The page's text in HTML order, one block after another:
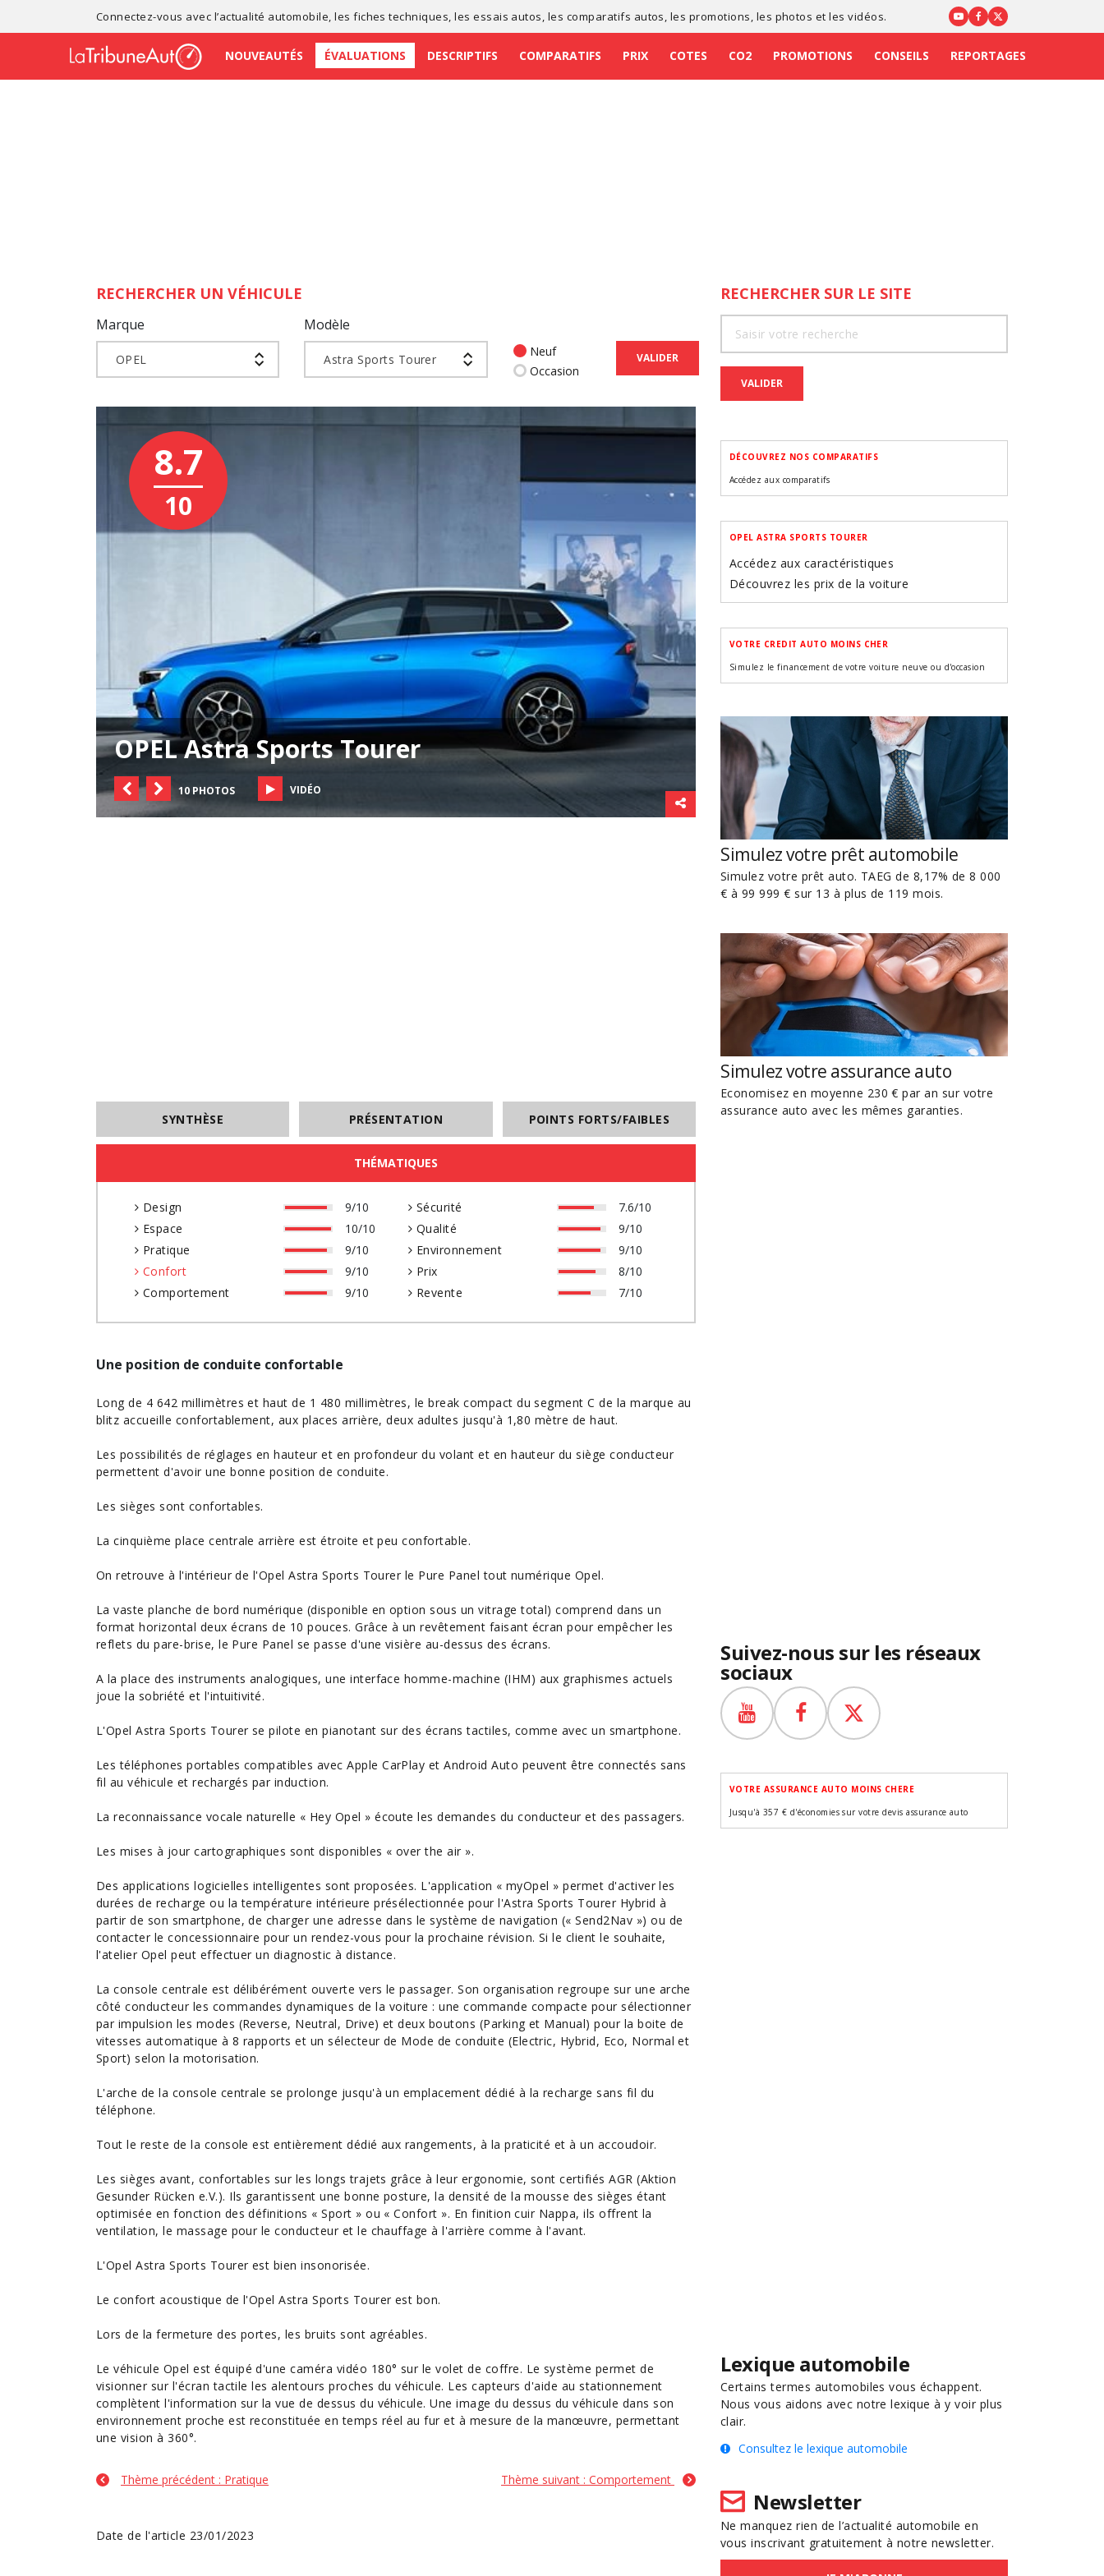
Connectez-vous avec l’actualité automobile , lesfiches techniques , lesessais autos , les comparatifs autos , les promotions , les photos et les vidéos.
NOUVEAUTÉS ÉVALUATIONS DESCRIPTIFS COMPARATIFS PRIX COTES CO2 PROMOTIONS CONSEILS REPORTAGES
RECHERCHER UN VÉHICULE
Marque
OPEL
Modèle
Astra Sports Tourer
Neuf
Occasion
VALIDER
8.7
10
OPEL Astra Sports Tourer
10 PHOTOS VIDÉO
SYNTHÈSE PRÉSENTATION POINTS FORTS/FAIBLES
THÉMATIQUES
Design
9/10
Espace
10/10
Pratique
9/10
Confort
9/10
Comportement
9/10
Sécurité
7.6/10
Qualité
9/10
Environnement
9/10
Prix
8/10
Revente
7/10
Une position de conduite confortable
Long de 4 642 millimètres et haut de 1 480 millimètres, le break compact du segment C de la marque au
blitz accueille confortablement, aux places arrière, deux adultes jusqu'à 1,80 mètre de haut.
Les possibilités de réglages en hauteur et en profondeur du volant et en hauteur du siège conducteur
permettent d'avoir une bonne position de conduite.
Les sièges sont confortables.
La cinquième place centrale arrière est étroite et peu confortable.
On retrouve à l'intérieur de l'Opel Astra Sports Tourer le Pure Panel tout numérique Opel.
La vaste planche de bord numérique (disponible en option sous un vitrage total) comprend dans un
format horizontal deux écrans de 10 pouces. Grâce à un revêtement faisant écran pour empêcher les
reflets du pare-brise, le Pure Panel se passe d'une visière au-dessus des écrans.
A la place des instruments analogiques, une interface homme-machine (IHM) aux graphismes actuels
joue la sobriété et l'intuitivité.
L'Opel Astra Sports Tourer se pilote en pianotant sur des écrans tactiles, comme avec un smartphone.
Les téléphones portables compatibles avec Apple CarPlay et Android Auto peuvent être connectés sans
fil au véhicule et rechargés par induction.
La reconnaissance vocale naturelle « Hey Opel » écoute les demandes du conducteur et des passagers.
Les mises à jour cartographiques sont disponibles « over the air ».
Des applications logicielles intelligentes sont proposées. L'application « myOpel » permet d'activer les
durées de recharge ou la température intérieure présélectionnée pour l'Astra Sports Tourer Hybrid à
partir de son smartphone, de charger une adresse dans le système de navigation (« Send2Nav ») ou de
contacter le concessionnaire pour un rendez-vous pour la prochaine révision. Si le client le souhaite,
l'atelier Opel peut effectuer un diagnostic à distance.
La console centrale est délibérément ouverte vers le passager. Son organisation regroupe sur une arche
côté conducteur les commandes dynamiques de la voiture : une commande compacte pour sélectionner
par impulsion les modes (Reverse, Neutral, Drive) et deux boutons (Parking et Manual) pour la boite de
vitesses automatique à 8 rapports et un sélecteur de Mode de conduite (Electric, Hybrid, Eco, Normal et
Sport) selon la motorisation.
L'arche de la console centrale se prolonge jusqu'à un emplacement dédié à la recharge sans fil du
téléphone.
Tout le reste de la console est entièrement dédié aux rangements, à la praticité et à un accoudoir.
Les sièges avant, confortables sur les longs trajets grâce à leur ergonomie, sont certifiés AGR (Aktion
Gesunder Rücken e.V.). Ils garantissent une bonne posture, la densité de la mousse des sièges étant
optimisée en fonction des définitions « Sport » ou « Confort ». En finition cuir Nappa, ils offrent la
ventilation, le massage pour le conducteur et le chauffage à l'arrière comme à l'avant.
L'Opel Astra Sports Tourer est bien insonorisée.
Le confort acoustique de l'Opel Astra Sports Tourer est bon.
Lors de la fermeture des portes, les bruits sont agréables.
Levéhicule Opel est équipé d'une caméra vidéo 180° sur le volet de coffre. Le système permet de
visionner sur l'écran tactile les alentours proches du véhicule. Les capteurs d'aide au stationnement
complètent l'information sur la vue de dessus du véhicule. Une image du dessus du véhicule dans son
environnement proche est reconstituée en temps réel au fur et à mesure de la manœuvre, permettant
une vision à 360°.
Thème précédent : Pratique Thème suivant : Comportement
Date de l'article 23/01/2023
RECHERCHER SUR LE SITE
VALIDER
DÉCOUVREZ NOS COMPARATIFS
Accédez aux comparatifs
OPEL ASTRA SPORTS TOURER
Accédez aux caractéristiques
Découvrez les prix de la voiture
VOTRE CREDIT AUTO MOINS CHER
Simulez le financement de votre voiture neuve ou d'occasion
Simulez votre prêt automobile
Simulez votre prêt auto. TAEG de 8,17% de 8 000
€ à 99 999 € sur 13 à plus de 119 mois.
Simulez votre assurance auto
Economisez en moyenne 230 € par an sur votre
assurance auto avec les mêmes garanties.
Suivez-nous sur les réseaux
sociaux
VOTRE ASSURANCE AUTO MOINS CHERE
Jusqu'à 357 € d'économies sur votre devis assurance auto
Lexique automobile
Certains termes automobiles vous échappent.
Nous vous aidons avec notre lexique à y voir plus
clair.
Consultez le lexique automobile
Newsletter
Ne manquez rien de l’actualité automobile en
vous inscrivant gratuitement à notre newsletter.